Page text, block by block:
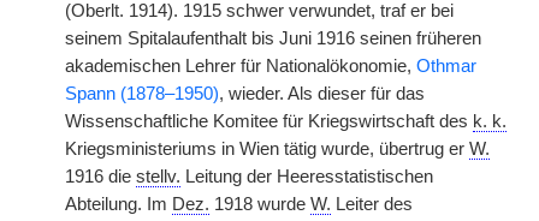
(Oberlt. 1914). 1915 schwer verwundet, traf er bei
seinem Spitalaufenthalt bis Juni 1916 seinen früheren
akademischen Lehrer für Nationalökonomie, Othmar
Spann (1878–1950), wieder. Als dieser für das
Wissenschaftliche Komitee für Kriegswirtschaft des k. k.
Kriegsministeriums in Wien tätig wurde, übertrug er W.
1916 die stellv. Leitung der Heeresstatistischen
Abteilung. Im Dez. 1918 wurde W. Leiter des